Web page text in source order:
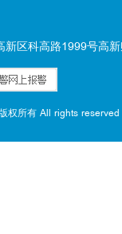
新区科高路1999号高
权所有 All rights reserved